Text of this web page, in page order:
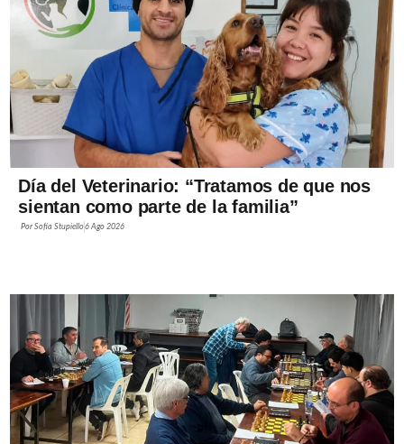
Día del Veterinario: “Tratamos de que nos
sientan como parte de la familia”
PorSofía Stupiello6 Ago 2026